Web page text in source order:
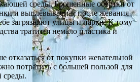
среды. Брошенные обёртки от
и выплёвываемая после жевания
загрязняют улицы и парки. К тому
тратится немало пластика и
от покупки жевательной
потратить с бо́льшей пользой для
среды.